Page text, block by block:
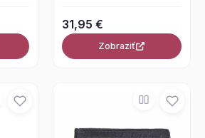
31,95 €
Zobraziť